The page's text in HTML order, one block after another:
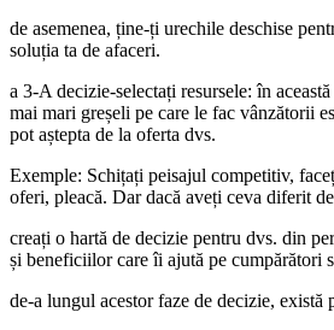
de asemenea, ține-ți urechile deschise
soluția ta de afaceri.
a 3-A decizie-selectați resursele: în
mai mari greșeli pe care le fac vânzătorii
pot aștepta de la oferta dvs.
Exemple: Schițați peisajul competitiv,
oferi, pleacă. Dar dacă aveți ceva diferit
creați o hartă de decizie pentru dvs. din
și beneficiilor care îi ajută pe cumpărători
de-a lungul acestor faze de decizie, există